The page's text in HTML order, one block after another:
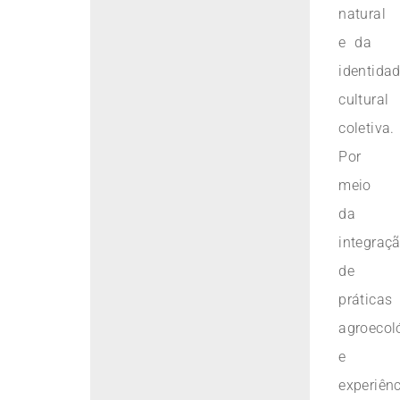
natural
e da
cultural
coletiva.
Por
meio
da
de
práticas
e